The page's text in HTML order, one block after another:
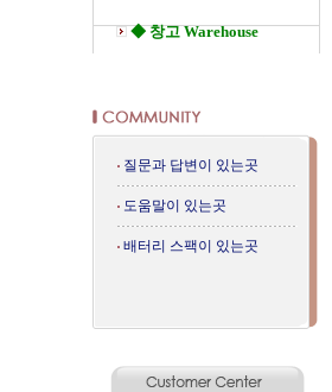
◆ 창고 Warehouse
질문과 답변이 있는곳
도움말이 있는곳
배터리 스팩이 있는곳